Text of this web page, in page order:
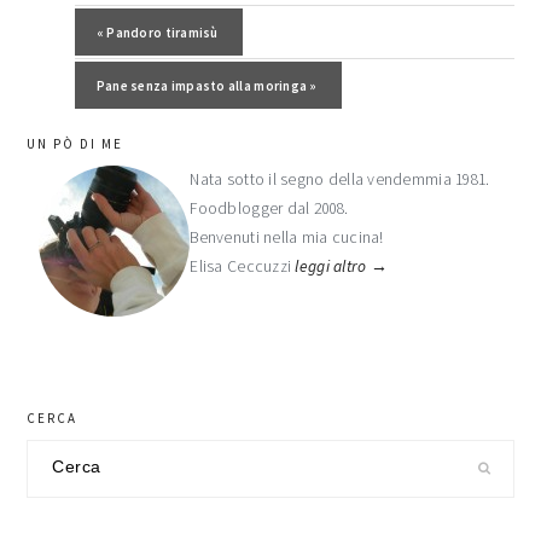
Post precedente:
« Pandoro tiramisù
Post successivo:
Pane senza impasto alla moringa »
barra
laterale
primaria
UN PÒ DI ME
Nata sotto il segno della vendemmia 1981.
Foodblogger dal 2008.
Benvenuti nella mia cucina!
Elisa Ceccuzzileggi altro →
CERCA